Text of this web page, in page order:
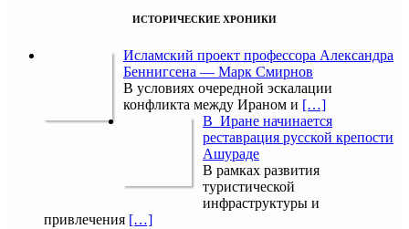
ИСТОРИЧЕСКИЕ ХРОНИКИ
Исламский проект профессора Александра
Беннигсена — Марк Смирнов
В условиях очередной эскалации
конфликта между Ираном и […]
В Иране начинается
реставрация русской крепости
Ашураде
В рамках развития
туристической
инфраструктуры и
привлечения […]